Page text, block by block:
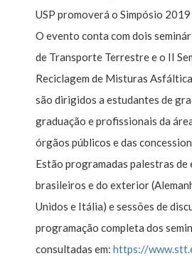
USP promoverá o Simpósio
O evento conta com dois
de Transporte Terrestre e o II
Reciclagem de Misturas
são dirigidos a estudantes de
graduação e profissionais da
órgãos públicos e das
Estão programadas palestras de
brasileiros e do exterior
Unidos e Itália) e sessões de
programação completa dos
consultadas em: https://